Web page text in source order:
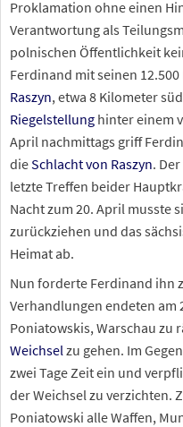
Proklamation ohne einen
Verantwortung als
polnischen Öffentlichkeit
Ferdinand mit seinen
Raszyn, etwa 8 Kilometer
Riegelstellung hinter einem
April nachmittags griff
dieSchlacht von Raszyn.
letzte Treffen beider
Nacht zum 20. April musste
zurückziehen und das
Heimat ab.
Nun forderte Ferdinand ihn
Verhandlungen endeten
Poniatowskis, Warschau zu
Weichsel zu gehen. Im
zwei Tage Zeit ein und
der Weichsel zu verzichten.
Poniatowski alle Waffen,